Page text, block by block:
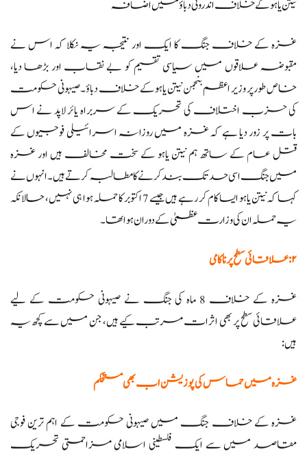
نیتن یاہو کے خلاف اندرونی دباؤ میں اضافہ
غزہ کے خلاف جنگ کا ایک اور نتیجہ یہ نکلا کہ اس نے
مقبوضہ علاقوں میں سیاسی تقسیم کو بے نقاب اور بڑھا دیا،
خاص طور پر وزیر اعظم بنجمن نیتن یاہو کے خلاف دباؤ۔ صیہونی حکومت
کی حزب اختلاف کی تحریک کے سربراہ یائر لاپد نے اس
بات پر زور دیا ہے کہ غزہ میں روزانہ اسرائیلی فوجیوں کے
قتل عام کے ساتھ ہم نیتن یاہو کے سخت مخالف ہیں اور غزہ
میں جنگ اسی حد تک بند کرنے کا مطالبہ کرتے ہیں۔ انہوں نے
کہا کہ نیتن یاہو ایسا کام کر رہے ہیں جیسے 7 اکتوبر کا حملہ ہوا ہی نہیں، حالانکہ
یہ حملہ ان کی وزارت عظمیٰ کے دوران ہوا تھا۔
۲: علاقائی سطح پر ناکامی
غزہ کے خلاف 8 ماہ کی جنگ نے صیہونی حکومت کے لیے
علاقائی سطح پر بھی اثرات مرتب کیے ہیں، جن میں سے کچھ یہ
ہیں:
غزہ میں حماس کی پوزیشن اب بھی مستحکم
غزہ کے خلاف جنگ میں صیہونی حکومت کے اہم ترین فوجی
مقاصد میں سے ایک فلسطینی اسلامی مزاحمتی تحریک